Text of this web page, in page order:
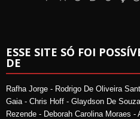
ESSE SITE SÓ FOI
DE
Rafha Jorge - Rodrigo De Oliveira
Gaia - Chris Hoff - Glaydson De
Rezende - Deborah Carolina Moraes